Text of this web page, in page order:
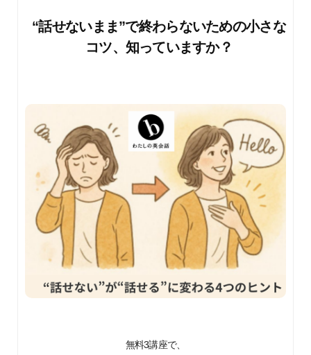
“話せないまま”で終わらないための小さな
コツ、知っていますか？
無料3講座で、